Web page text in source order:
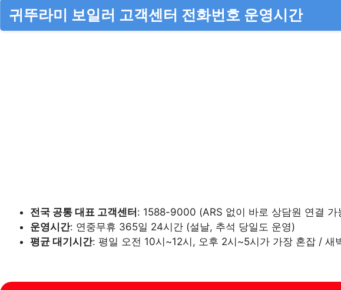
귀뚜라미 보일러 고객센터 전화번호 운영시간
전국 공통 대표 고객센터: 1588-9000 (ARS 없이 바로 상담원 연결 가
운영시간: 연중무휴 365일 24시간 (설날, 추석 당일도 운영)
평균 대기시간: 평일 오전 10시~12시, 오후 2시~5시가 가장 혼잡 / 새